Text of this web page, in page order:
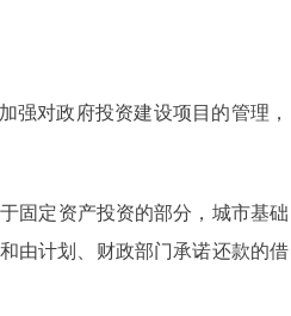
对政府投资建设项目的管理，
固定资产投资的部分，城市基础
由计划、财政部门承诺还款的借